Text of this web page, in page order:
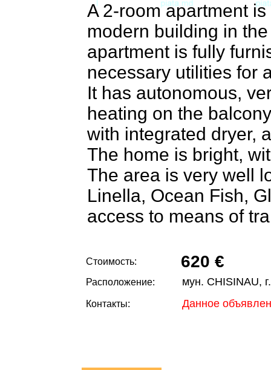
A 2-room apartment
modern building in
apartment is fully
necessary utilities for
It has autonomous,
heating on the
with integrated dryer,
The home is bright,
The area is very well
Linella, Ocean Fish,
access to means of
Стоимость: 620 €
Расположение: мун. CHISINAU,
Контакты: Данное